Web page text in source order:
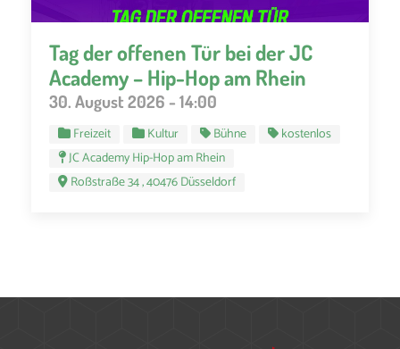
Tag der offenen Tür bei der JC
Academy – Hip-Hop am Rhein
30. August 2026 - 14:00
Freizeit Kultur Bühne
kostenlos
JC Academy Hip-Hop am Rhein
Roßstraße 34 , 40476 Düsseldorf